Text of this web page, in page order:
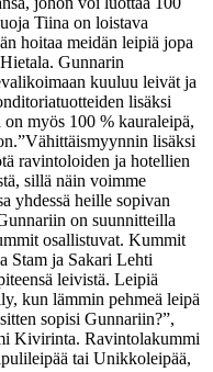
Tiina on loistava
hoitaa meidän leipiä jopa
Gunnarin
kuuluu leivät ja
lisäksi
myös 100 % kauraleipä,
”Vähittäismyynnin lisäksi
ravintoloiden ja hotellien
sillä näin voimme
yhdessä heille sopivan
on suunnitteilla
osallistuvat. Kummit
Stam ja Sakari Lehti
leivistä. Leipiä
kun lämmin pehmeä leipä
sopisi Gunnariin?”,
Kivirinta. Ravintolakummi
tai Unikkoleipää,